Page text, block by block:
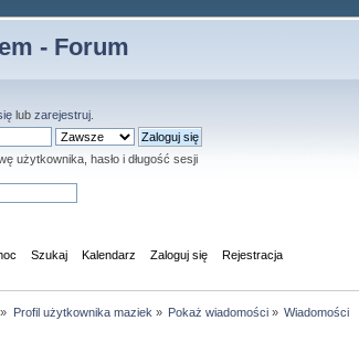
- Forum
lub zarejestruj
użytkownika, hasło i długość sesji
Szukaj Kalendarz Zaloguj się Rejestracja
» Profil użytkownika maziek » Pokaż wiadomości» Wiadomości